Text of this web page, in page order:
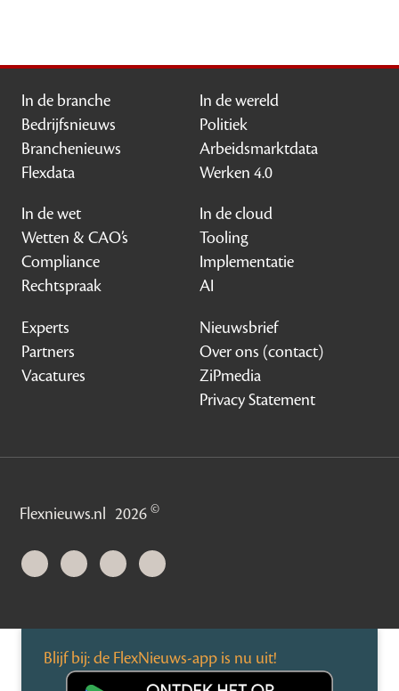
In de branche
Bedrijfsnieuws
Branchenieuws
Flexdata
In de wereld
Politiek
Arbeidsmarktdata
Werken 4.0
In de wet
Wetten & CAO’s
Compliance
Rechtspraak
In de cloud
Tooling
Implementatie
AI
Experts
Partners
Vacatures
Nieuwsbrief
Over ons (contact)
ZiPmedia
Privacy Statement
Flexnieuws.nl 2026©
Blijf bij: de FlexNieuws-app is nu uit!